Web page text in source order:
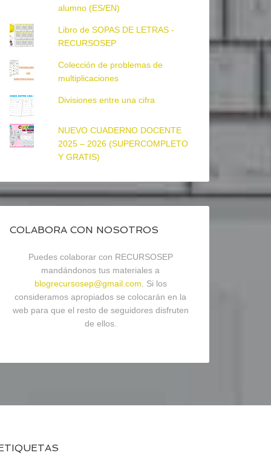
alumno (ES/EN)
Libro de SOPAS DE LETRAS -
RECURSOSEP
Colección de problemas de
multiplicaciones
Divisiones entre una cifra
NUEVO CUADERNO DOCENTE
2025 – 2026 (SUPERCOMPLETO
Y GRATIS)
COLABORA CON NOSOTROS
Puedes colaborar con RECURSOSEP
mandándonos tus materiales a
blogrecursosep@gmail.com . Si los
consideramos apropiados se colocarán en la
web para que el resto de seguidores disfruten
de ellos.